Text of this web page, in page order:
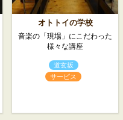
オトトイの学校
音楽の「現場」にこだわった
様々な講座
道玄坂
サービス